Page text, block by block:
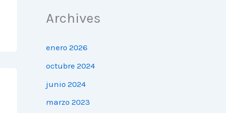
Archives
enero 2026
octubre 2024
junio 2024
marzo 2023